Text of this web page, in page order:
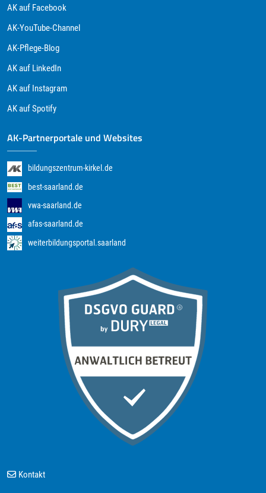
AK auf Facebook
AK-YouTube-Channel
AK-Pflege-Blog
AK auf LinkedIn
AK auf Instagram
AK auf Spotify
AK-Partnerportale und Websites
bildungszentrum-kirkel.de
best-saarland.de
vwa-saarland.de
afas-saarland.de
weiterbildungsportal.saarland
Kontakt